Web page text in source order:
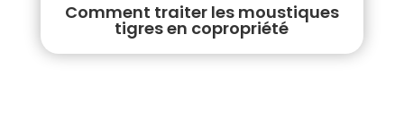
Comment traiter les moustiques
tigres en copropriété